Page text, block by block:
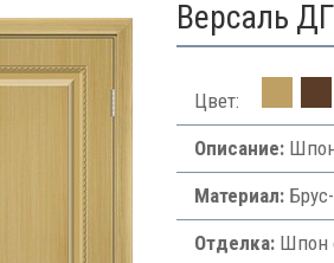
Версаль ДГ
Цвет:
Описание:
Материал:
Отделка:Шпон